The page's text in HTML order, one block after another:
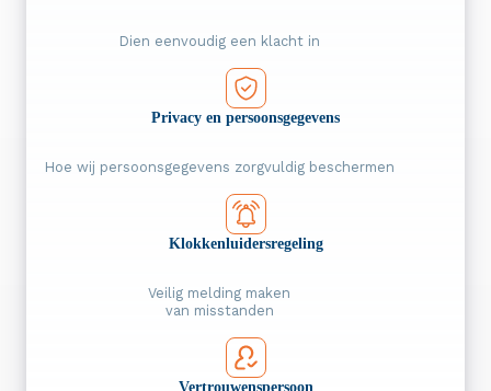
Dien eenvoudig een klacht in
Privacy en persoons­gegevens
Hoe wij persoonsgegevens zorgvuldig beschermen
Klokken­luidersregeling
Veilig melding maken
van misstanden
Vertrouwens­persoon